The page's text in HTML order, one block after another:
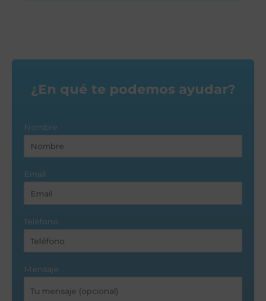
¿En qué te podemos ayudar?
Nombre
Email
Teléfono
Mensaje